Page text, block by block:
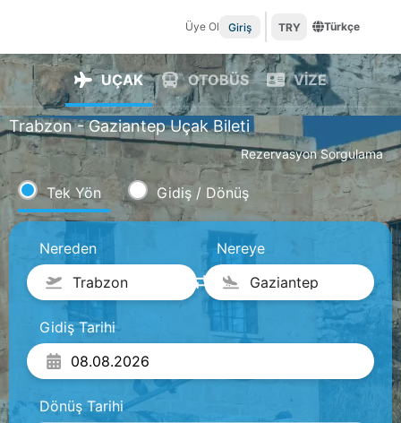
Üye Ol Giriş TRY Türkçe
UÇAK OTOBÜS VİZE
Trabzon - Gaziantep Uçak Bileti
Tek Yön Gidiş / Dönüş
Rezervasyon Sorgulama
Nereden
Trabzon
Nereye
Gaziantep
Gidiş Tarihi
Dönüş Tarihi